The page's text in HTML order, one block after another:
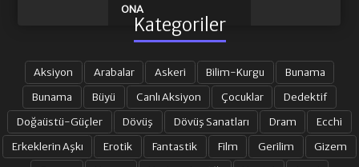
ONA
Kategoriler
Aksiyon Arabalar Askeri Bilim-Kurgu
Bunama
Bunama
Büyü Canlı Aksiyon Çocuklar
Dedektif
Doğaüstü-Güçler
Dövüş Dövüş Sanatları Dram
Ecchi
Erkeklerin Aşkı
Erotik Fantastik Film Gerilim
Gizem